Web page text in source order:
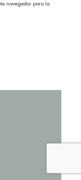
navegador para la